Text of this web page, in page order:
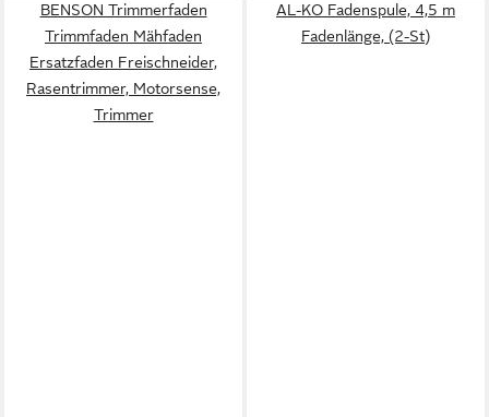
BENSON Trimmerfaden
Trimmfaden Mähfaden
Ersatzfaden Freischneider,
Rasentrimmer, Motorsense,
Trimmer
AL-KO Fadenspule, 4,5 m
Fadenlänge, (2-St)